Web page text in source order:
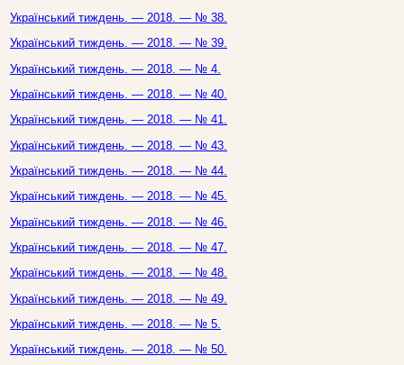
Український тиждень. — 2018. — № 38.
Український тиждень. — 2018. — № 39.
Український тиждень. — 2018. — № 4.
Український тиждень. — 2018. — № 40.
Український тиждень. — 2018. — № 41.
Український тиждень. — 2018. — № 43.
Український тиждень. — 2018. — № 44.
Український тиждень. — 2018. — № 45.
Український тиждень. — 2018. — № 46.
Український тиждень. — 2018. — № 47.
Український тиждень. — 2018. — № 48.
Український тиждень. — 2018. — № 49.
Український тиждень. — 2018. — № 5.
Український тиждень. — 2018. — № 50.